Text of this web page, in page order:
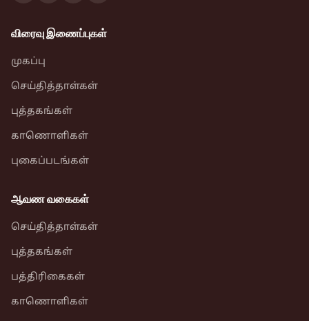
விரைவு இணைப்புகள்
முகப்பு
செய்தித்தாள்கள்
புத்தகங்கள்
காணொளிகள்
புகைப்படங்கள்
ஆவண வகைகள்
செய்தித்தாள்கள்
புத்தகங்கள்
பத்திரிகைகள்
காணொளிகள்